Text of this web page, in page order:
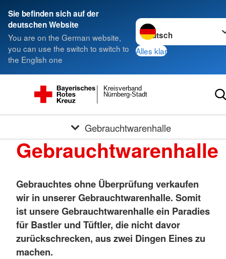
Sie befinden sich auf der
deutschen Website
You are on the German website,
you can use the switch to switch to
the English one
Sprache wechseln zu
Alles klar
Nürnberg-Stadt
Kreisverband
Gebrauchtwarenhalle
Gebrauchtwarenhalle
Gebrauchtes ohne Überprüfung verkaufen
wir in unserer Gebrauchtwarenhalle. Somit
ist unsere Gebrauchtwarenhalle ein Paradies
für Bastler und Tüftler, die nicht davor
zurückschrecken, aus zwei Dingen Eines zu
machen.